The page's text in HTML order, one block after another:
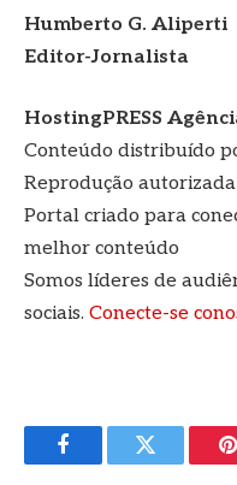
Humberto G. Aliperti
Editor-Jornalista
HostingPRESS
Conteúdo distribuído
Reprodução
Portal criado para
melhor conteúdo
Somos líderes de
sociais. Conecte-se
FacebookTwitter